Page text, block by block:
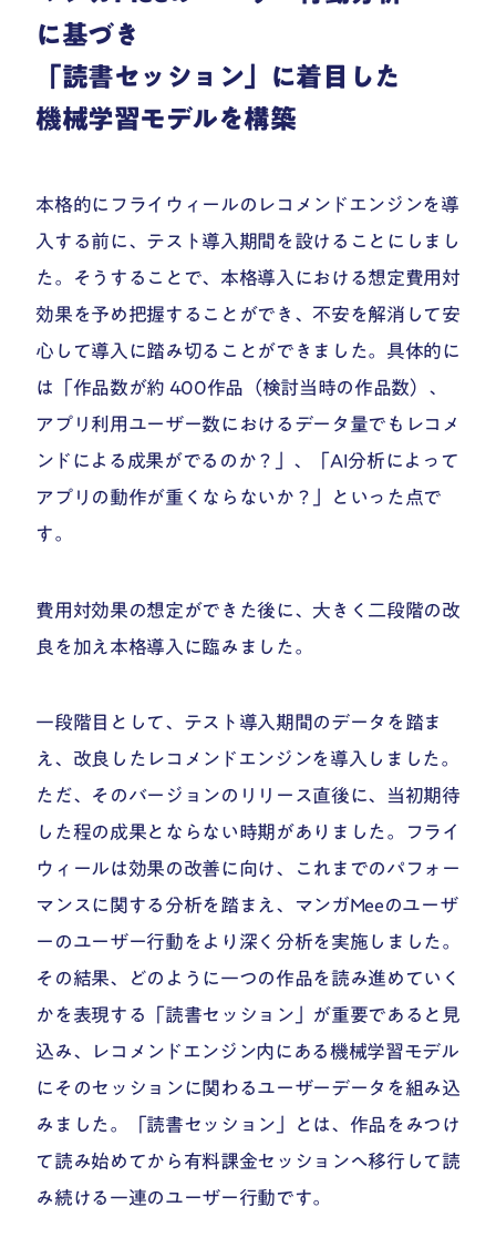
に基づき
「読書セッション」に着目した
機械学習モデルを構築
本格的にフライウィールのレコメンドエンジンを導
入する前に、テスト導入期間を設けることにしまし
た。そうすることで、本格導入における想定費用対
効果を予め把握することができ、不安を解消して安
心して導入に踏み切ることができました。具体的に
は「作品数が約 400作品（検討当時の作品数）、
アプリ利用ユーザー数におけるデータ量でもレコメ
ンドによる成果がでるのか？」、「AI分析によって
アプリの動作が重くならないか？」といった点で
す。
費用対効果の想定ができた後に、大きく二段階の改
良を加え本格導入に臨みました。
一段階目として、テスト導入期間のデータを踏ま
え、改良したレコメンドエンジンを導入しました。
ただ、そのバージョンのリリース直後に、当初期待
した程の成果とならない時期がありました。フライ
ウィールは効果の改善に向け、これまでのパフォー
マンスに関する分析を踏まえ、マンガMeeのユーザ
ーのユーザー行動をより深く分析を実施しました。
その結果、どのように一つの作品を読み進めていく
かを表現する「読書セッション」が重要であると見
込み、レコメンドエンジン内にある機械学習モデル
にそのセッションに関わるユーザーデータを組み込
みました。「読書セッション」とは、作品をみつけ
て読み始めてから有料課金セッションへ移行して読
み続ける一連のユーザー行動です。